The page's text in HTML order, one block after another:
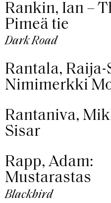
Rankin, Ian –
Pimeä tie
Dark Road
Rantala,
Nimimerkki
Rantaniva,
Sisar
Rapp, Adam:
Mustarastas
Blackbird